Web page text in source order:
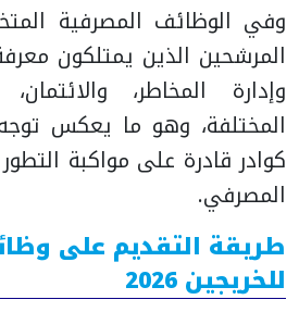
وفي الوظائف المصرفية
المرشحين الذين يمتلكون
وإدارة المخاطر،
المختلفة، وهو ما يعكس
كوادر قادرة على مواكبة
المصرفي.
طريقة التقديم على
للخريجين 2026